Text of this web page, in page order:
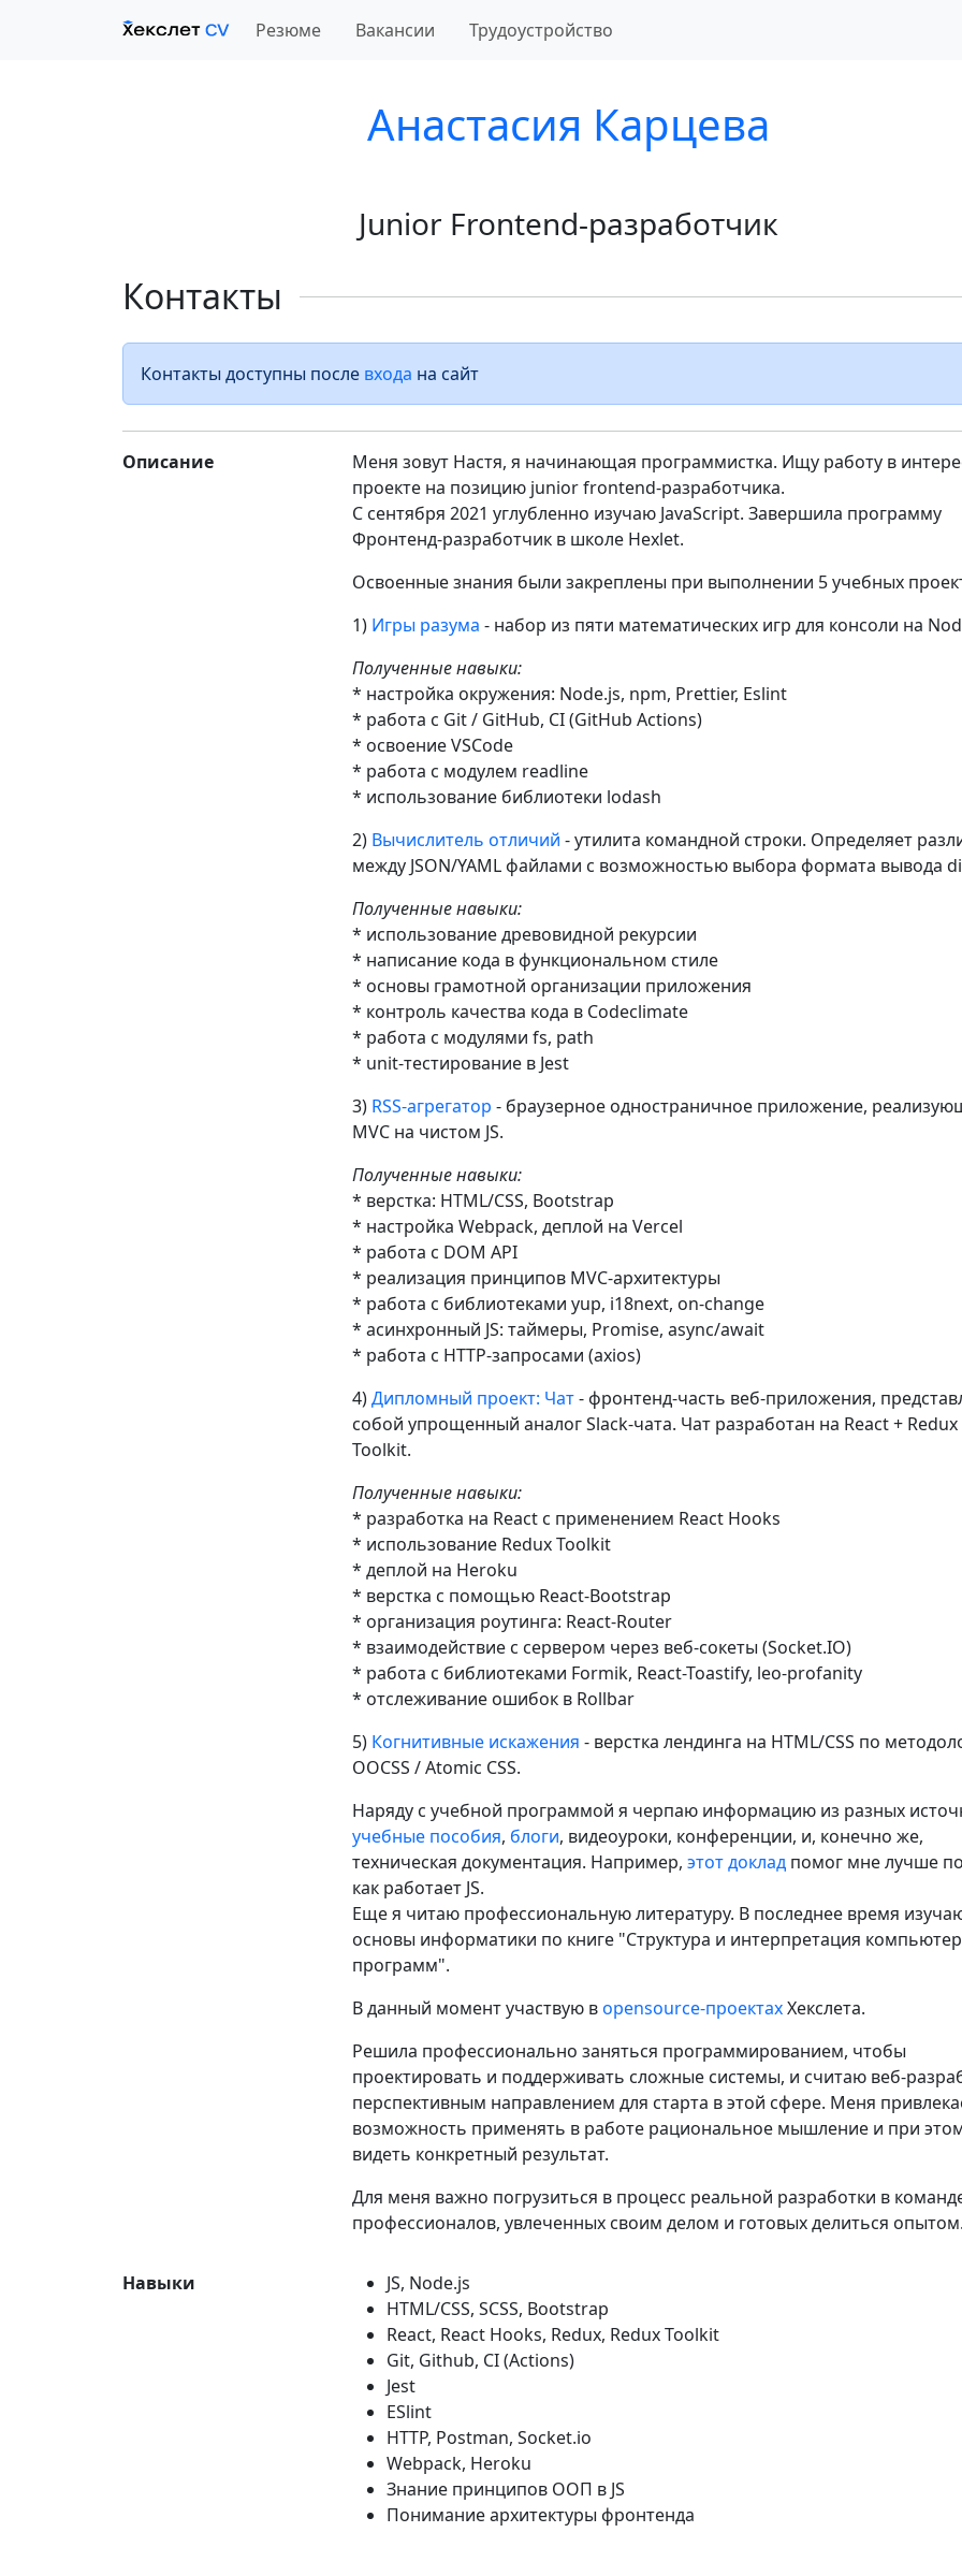
Резюме Вакансии Трудоустройство
Анастасия Карцева
Junior Frontend-разработчик
Контакты
Контакты доступны после входа на сайт
Описание
Меня зовут Настя, я начинающая программистка. Ищу работу в
проекте на позицию junior frontend-разработчика.
С сентября 2021 углубленно изучаю JavaScript. Завершила программу
Фронтенд-разработчик в школе Hexlet.
Освоенные знания были закреплены при выполнении 5 учебных
1) Игры разума - набор из пяти математических игр для консоли на
Полученные навыки:
* настройка окружения: Node.js, npm, Prettier, Eslint
* работа с Git / GitHub, CI (GitHub Actions)
* освоение VSCode
* работа с модулем readline
* использование библиотеки lodash
2) Вычислитель отличий - утилита командной строки. Определяет
между JSON/YAML файлами с возможностью выбора формата вывода
Полученные навыки:
* использование древовидной рекурсии
* написание кода в функциональном стиле
* основы грамотной организации приложения
* контроль качества кода в Codeclimate
* работа с модулями fs, path
* unit-тестирование в Jest
3) RSS-агрегатор - браузерное одностраничное приложение,
MVC на чистом JS.
Полученные навыки:
* верстка: HTML/CSS, Bootstrap
* настройка Webpack, деплой на Vercel
* работа с DOM API
* реализация принципов MVC-архитектуры
* работа с библиотеками yup, i18next, on-change
* асинхронный JS: таймеры, Promise, async/await
* работа с HTTP-запросами (axios)
4)Дипломный проект: Чат- фронтенд-часть веб-приложения,
собой упрощенный аналог Slack-чата. Чат разработан на React + Redux
Toolkit.
Полученные навыки:
* разработка на Reaсt с применением React Hooks
* использование Redux Toolkit
* деплой на Heroku
* верстка с помощью React-Bootstrap
* организация роутинга: React-Router
* взаимодействие с сервером через веб-сокеты (Socket.IO)
* работа с библиотеками Formik, React-Toastify, leo-profanity
* отслеживание ошибок в Rollbar
5) Когнитивные искажения - верстка лендинга на HTML/CSS по
OOCSS / Atomic CSS.
Наряду с учебной программой я черпаю информацию из разных
учебные пособия, блоги, видеоуроки, конференции, и, конечно же,
техническая документация. Например, этот докладпомог мне лучше
как работает JS.
Еще я читаю профессиональную литературу. В последнее время
основы информатики по книге "Структура и интерпретация
программ".
В данный момент участвую вopensource-проектахХекслета.
Решила профессионально заняться программированием, чтобы
проектировать и поддерживать сложные системы, и считаю веб-
перспективным направлением для старта в этой сфере. Меня
возможность применять в работе рациональное мышление и при
видеть конкретный результат.
Для меня важно погрузиться в процесс реальной разработки в
профессионалов, увлеченных своим делом и готовых делиться опытом.
Навыки
JS, Node.js
HTML/CSS, SCSS, Bootstrap
React, React Hooks, Redux, Redux Toolkit
Git, Github, CI (Actions)
Jest
ESlint
HTTP, Postman, Socket.io
Webpack, Heroku
Знание принципов ООП в JS
Понимание архитектуры фронтенда